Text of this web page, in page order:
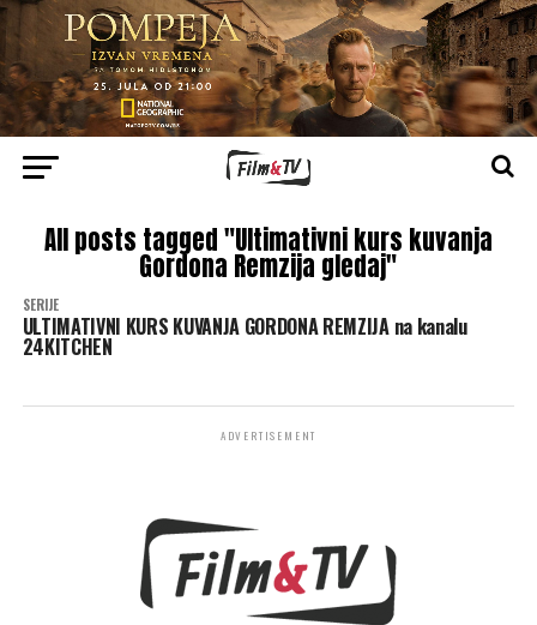
All posts tagged "Ultimativni kurs kuvanja
Gordona Remzija gledaj"
SERIJE
ULTIMATIVNI KURS KUVANJA GORDONA REMZIJA na kanalu
24KITCHEN
ADVERTISEMENT